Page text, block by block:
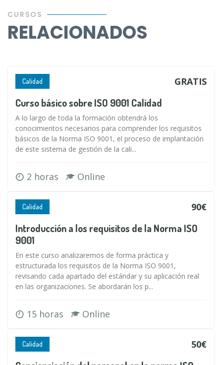
CURSOS
RELACIONADOS
Calidad GRATIS
Curso básico sobre ISO 9001 Calidad
A lo largo de toda la formación obtendrá los
conocimientos necesarios para comprender los requisitos
básicos de la Norma ISO 9001, el proceso de implantación
de este sistema de gestión de la cali...
2 horas Online
Calidad 90€
Introducción a los requisitos de la Norma ISO
9001
En este curso analizaremos de forma práctica y
estructurada los requisitos de la Norma ISO 9001,
revisando cada apartado del estándar y su aplicación real
en las organizaciones. Se abordarán los p...
15 horas Online
Calidad 50€